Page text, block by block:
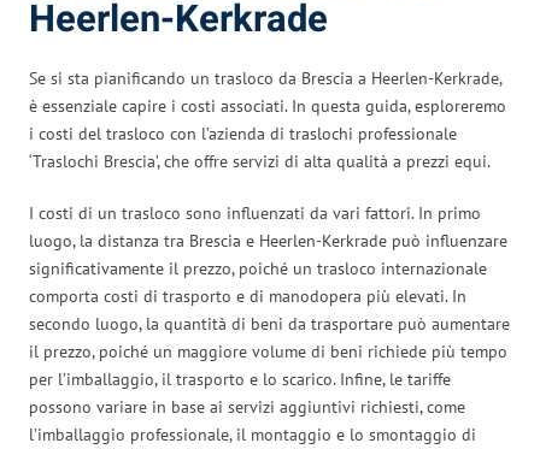
Heerlen-Kerkrade
Se si sta pianificando un trasloco da Brescia a Heerlen-Kerkrade,
è essenziale capire i costi associati. In questa guida, esploreremo
i costi del trasloco con l’azienda di traslochi professionale
‘Traslochi Brescia’, che offre servizi di alta qualità a prezzi equi.
I costi di un trasloco sono influenzati da vari fattori. In primo
luogo, la distanza tra Brescia e Heerlen-Kerkrade può influenzare
significativamente il prezzo, poiché un trasloco internazionale
comporta costi di trasporto e di manodopera più elevati. In
secondo luogo, la quantità di beni da trasportare può aumentare
il prezzo, poiché un maggiore volume di beni richiede più tempo
per l’imballaggio, il trasporto e lo scarico. Infine, le tariffe
possono variare in base ai servizi aggiuntivi richiesti, come
l’imballaggio professionale, il montaggio e lo smontaggio di